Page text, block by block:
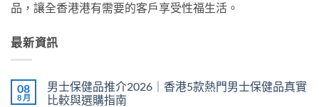
品，讓全香港港有需要的客戶享受性福生活。
最新資訊
08
8 月
男士保健品推介2026｜香港5款熱門男士保健品真實
比較與選購指南